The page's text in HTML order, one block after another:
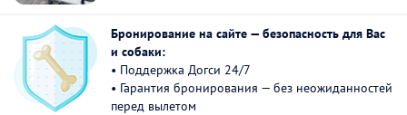
Бронирование на сайте — безопасность для Вас
и собаки:
• Поддержка Догси 24/7
• Гарантия бронирования — без неожиданностей
перед вылетом